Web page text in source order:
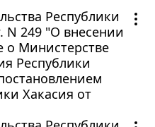
Республики
N 249 "О внесении
Министерстве
Республики
Хакасия от